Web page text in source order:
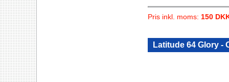
Pris inkl. moms: 150
Latitude 64 Glory -